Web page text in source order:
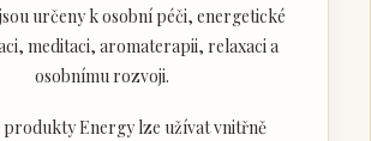
určeny k osobní péči, energetické
meditaci, aromaterapii, relaxaci a
osobnímu rozvoji.
produkty Energy lze užívat vnitřně